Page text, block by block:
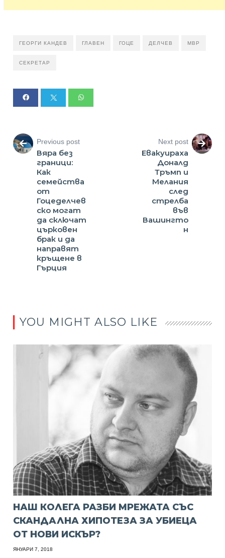
ГЕОРГИ КАНДЕВ ГЛАВЕН ГОЦЕ ДЕЛЧЕВ МВР
СЕКРЕТАР
Previous post
Вяра без
граници:
Как
семейства
от
Гоцеделчев
ско могат
да сключат
църковен
брак и да
направят
кръщене в
Гърция
Next post
Евакуираха
Доналд
Тръмп и
Мелания
след
стрелба
във
Вашингто
н
YOU MIGHT ALSO LIKE
НАШ КОЛЕГА РАЗБИ МРЕЖАТА СЪС
СКАНДАЛНА ХИПОТЕЗА ЗА УБИЕЦА
ОТ НОВИ ИСКЪР?
ЯНУАРИ 7, 2018